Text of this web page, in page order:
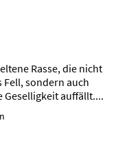
Rasse, die nicht
sondern auch
auffällt....